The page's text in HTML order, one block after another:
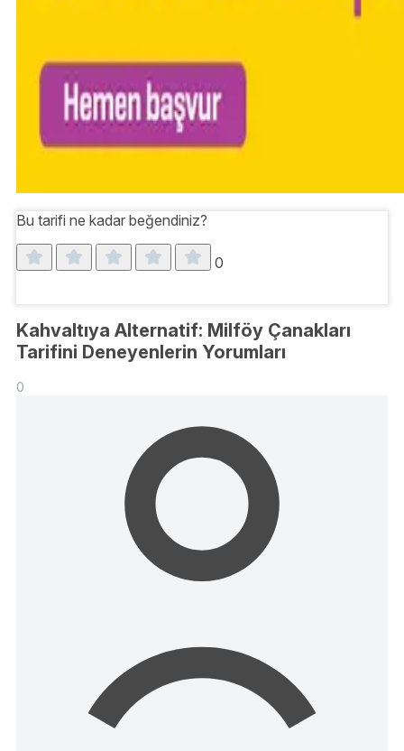
Bu tarifi ne kadar beğendiniz?
0
Kahvaltıya Alternatif: Milföy Çanakları
Tarifini Deneyenlerin Yorumları
0